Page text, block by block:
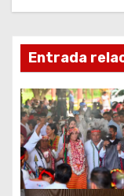
c
i
ó
n
d
Entrada